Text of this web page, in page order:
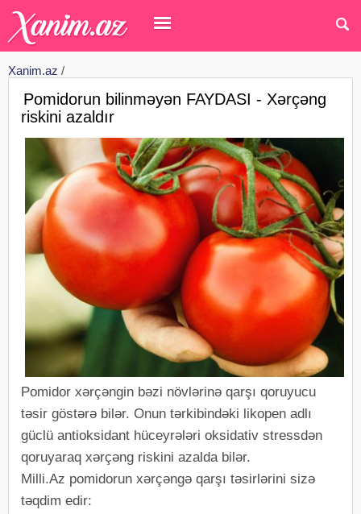
Xanim.az /
Pomidorun bilinməyən FAYDASI - Xərçəng
riskini azaldır
Pomidor xərçəngin bəzi növlərinə qarşı qoruyucu
təsir göstərə bilər. Onun tərkibindəki likopen adlı
güclü antioksidant hüceyrələri oksidativ stressdən
qoruyaraq xərçəng riskini azalda bilər.
Milli.Az pomidorun xərçəngə qarşı təsirlərini sizə
təqdim edir: